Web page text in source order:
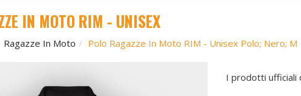
IN MOTO RIM - UNISEX
Ragazze In Moto Polo Ragazze In Moto RIM - Unisex Polo; Nero; M
I prodotti ufficiali